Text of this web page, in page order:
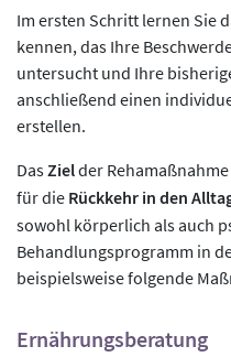
Im ersten Schritt lernen Sie
kennen, das Ihre
untersucht und Ihre
anschließend einen
erstellen.
DasZielder
für die Rückkehr in den
sowohl körperlich als auch
Behandlungsprogramm in
beispielsweise folgende
Ernährungsberatung